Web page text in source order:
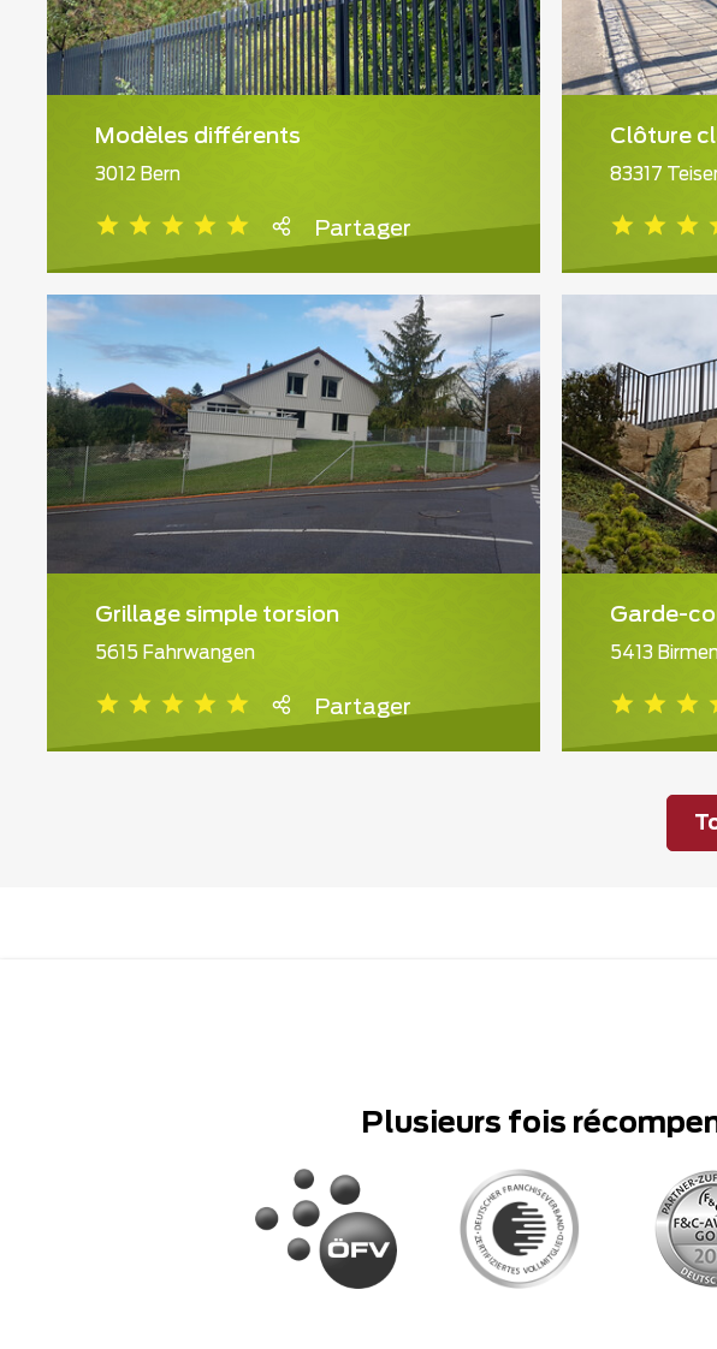
Modèles différents
3012 Bern
Partager
Clôture
83317
Grillage simple torsion
5615 Fahrwangen
Partager
Garde-
5413
Plusieurs fois